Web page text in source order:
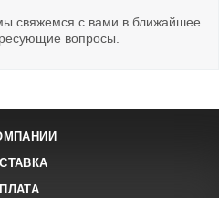
свяжемся с вами в ближайшее
вопросы.